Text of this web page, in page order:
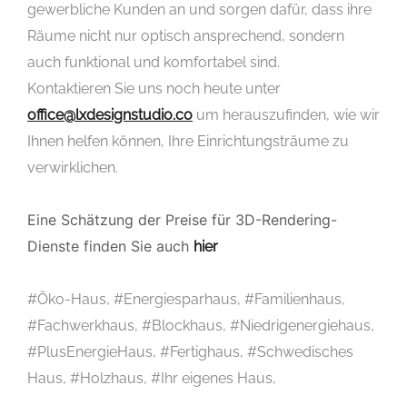
gewerbliche Kunden an und sorgen dafür, dass ihre
Räume nicht nur optisch ansprechend, sondern
auch funktional und komfortabel sind.
Kontaktieren Sie uns noch heute unter
office@lxdesignstudio.co um herauszufinden, wie wir
Ihnen helfen können, Ihre Einrichtungsträume zu
verwirklichen.
Eine Schätzung der Preise für 3D-Rendering-
Dienste finden Sie auch hier
#Öko-Haus, #Energiesparhaus, #Familienhaus,
#Fachwerkhaus, #Blockhaus, #Niedrigenergiehaus,
#PlusEnergieHaus, #Fertighaus, #Schwedisches
Haus, #Holzhaus, #Ihr eigenes Haus,